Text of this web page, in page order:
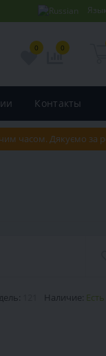
Язык
0 0
Контакты
часом. Дякуємо за
Наличие: